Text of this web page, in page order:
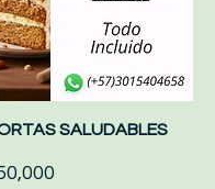
View SALUDABLES